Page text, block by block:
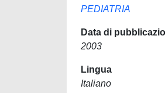
PEDIATRIA
Data di
2003
Lingua
Italiano